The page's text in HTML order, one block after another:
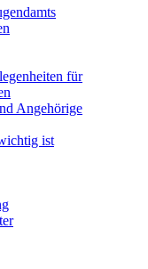
für
Angehörige
ist